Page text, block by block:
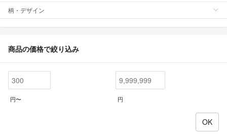
柄・デザイン
商品の価格で絞り込み
円〜 円